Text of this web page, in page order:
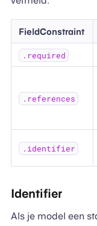
FieldConstraint
.required
.references
.identifier
Identifier
Als je model een